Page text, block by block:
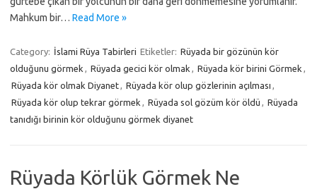
Mahkum bir… Read More »
Category: İslami Rüya Tabirleri Etiketler: Rüyada bir gözünün kör
olduğunu görmek , Rüyada gecici kör olmak , Rüyada kör birini Görmek ,
Rüyada kör olmak Diyanet, Rüyada kör olup gözlerinin açılması ,
Rüyada kör olup tekrar görmek , Rüyada sol gözüm kör öldü , Rüyada
tanıdığı birinin kör olduğunu görmek diyanet
Rüyada Körlük Görmek Ne